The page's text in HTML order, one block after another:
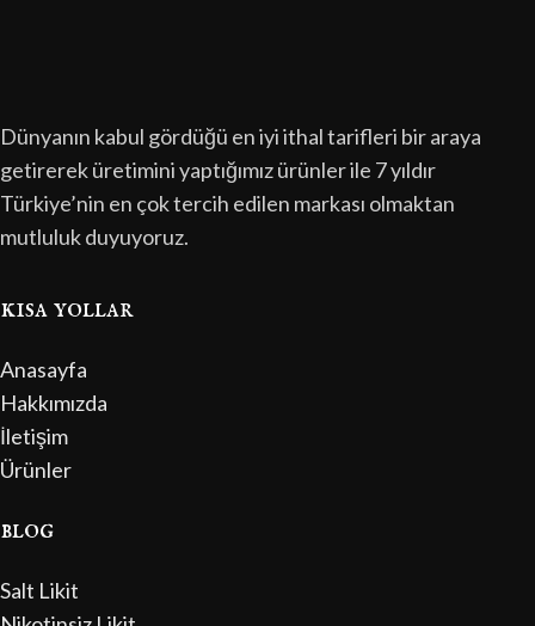
Dünyanın kabul gördüğü en iyi ithal tarifleri bir araya
getirerek üretimini yaptığımız ürünler ile 7 yıldır
Türkiye’nin en çok tercih edilen markası olmaktan
mutluluk duyuyoruz.
kısa yollar
Anasayfa
Hakkımızda
İletişim
Ürünler
blog
Salt Likit